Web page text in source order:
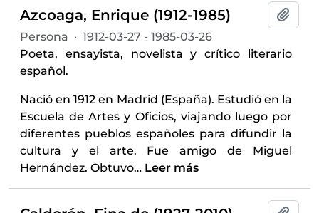
Azcoaga, Enrique (1912-1985)
Persona · 1912-03-27 - 1985-03-26
Poeta, ensayista, novelista y crítico literario
español.
Nació en 1912 en Madrid (España). Estudió en la
Escuela de Artes y Oficios, viajando luego por
diferentes pueblos españoles para difundir la
cultura y el arte. Fue amigo de Miguel
Hernández. Obtuvo… Leer más